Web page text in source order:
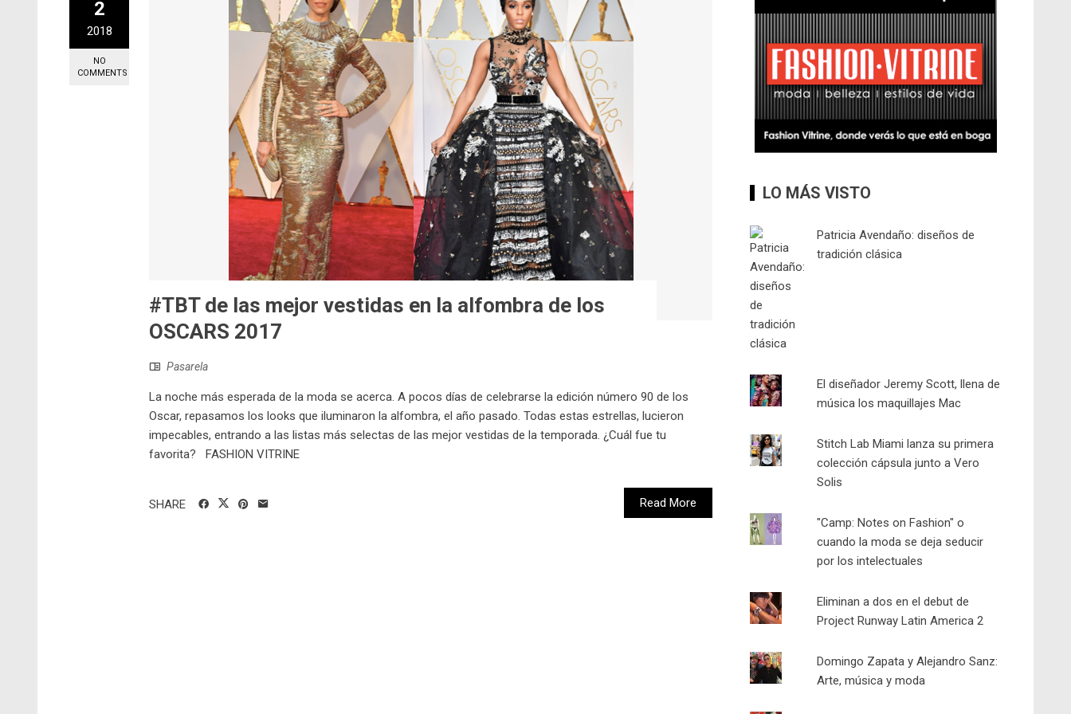
2
2018
NO
COMMENTS
#TBT de las mejor vestidas en la alfombra de los
OSCARS 2017
Pasarela
La noche más esperada de la moda se acerca. A pocos días de celebrarse la edición número 90 de los
Oscar, repasamos los looks que iluminaron la alfombra, el año pasado. Todas estas estrellas, lucieron
impecables, entrando a las listas más selectas de las mejor vestidas de la temporada. ¿Cuál fue tu
favorita? FASHION VITRINE
Read More
SHARE
LO MÁS VISTO
Patricia Avendaño: diseños de
tradición clásica
El diseñador Jeremy Scott, llena de
música los maquillajes Mac
Stitch Lab Miami lanza su primera
colección cápsula junto a Vero
Solis
"Camp: Notes on Fashion" o
cuando la moda se deja seducir
por los intelectuales
Eliminan a dos en el debut de
Project Runway Latin America 2
Domingo Zapata y Alejandro Sanz:
Arte, música y moda